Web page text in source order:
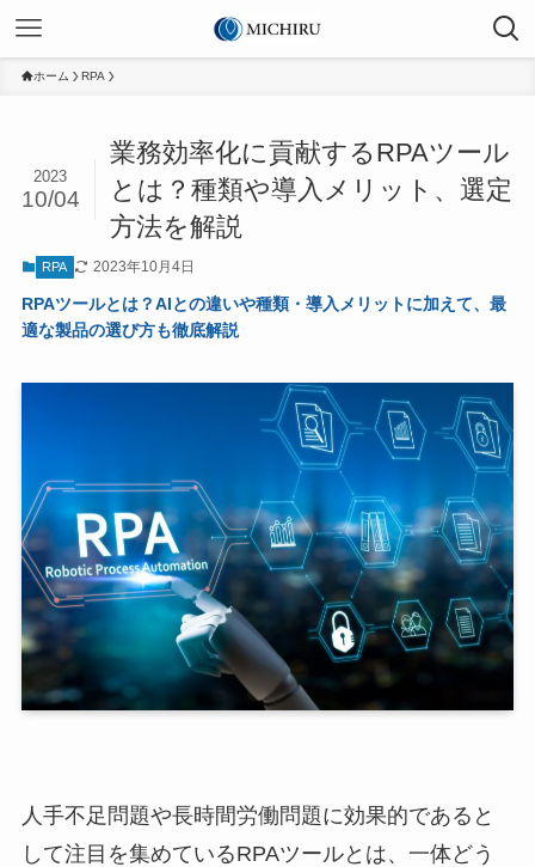
ホーム RPA
業務効率化に貢献するRPAツール
とは？種類や導入メリット、選定
方法を解説
2023
10/04
RPA 2023年10月4日
RPAツールとは？AIとの違いや種類・導入メリットに加えて、最
適な製品の選び方も徹底解説
人手不足問題や長時間労働問題に効果的であると
して注目を集めているRPAツールとは、一体どう